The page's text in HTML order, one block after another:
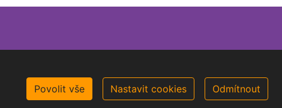
Povolit vše Nastavit cookies Odmítnout